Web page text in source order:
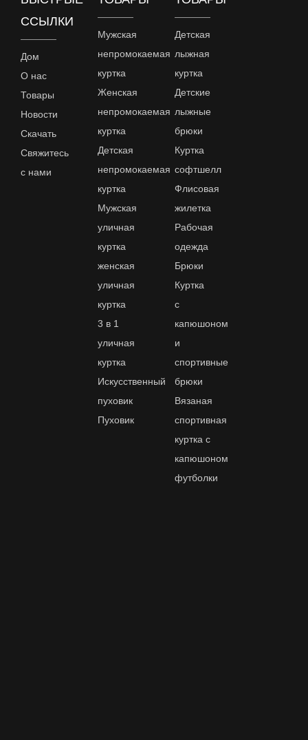
*Резинка на манжетах рукавов
*Шнурок и стопор на кромке
предыдущий:
3 в 1 куртка мужская непромокаемая
утепленная куртка для горного склада
3 слоя гортекс лучшее всепогодное пальто
ССЫЛКИ
Дом
О нас
Товары
Новости
Скачать
Свяжитесь
с нами
Мужская
непромокаемая
куртка
Женская
непромокаемая
куртка
Детская
непромокаемая
куртка
Мужская
уличная
куртка
женская
уличная
куртка
3 в 1
уличная
куртка
Искусственный
пуховик
Пуховик
Детская
лыжная
куртка
Детские
лыжные
брюки
Куртка
софтшелл
Флисовая
жилетка
Рабочая
одежда
Брюки
Куртка
с
капюшоном
и
спортивные
брюки
Вязаная
спортивная
куртка с
капюшоном
футболки